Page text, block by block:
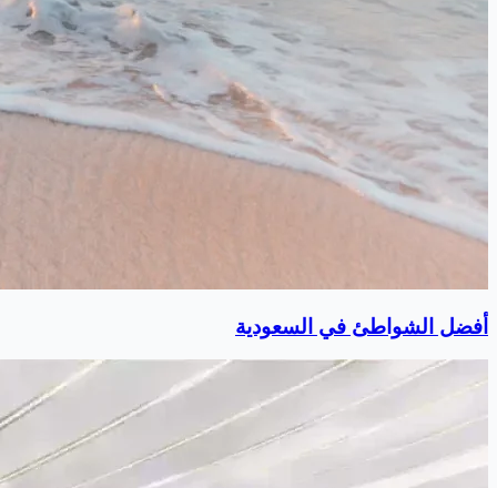
أفضل الشواطئ في السعودية